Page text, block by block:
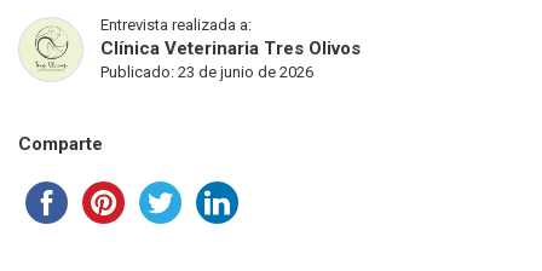
Entrevista realizada a:
Clínica Veterinaria Tres Olivos
Publicado: 23 de junio de 2026
Comparte